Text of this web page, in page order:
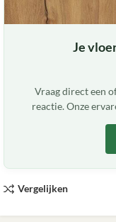
Je
Vraag direct een
reactie. Onze
Vergelijken